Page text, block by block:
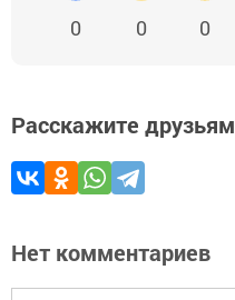
0 0 0
Расскажите друзьям
Нет комментариев